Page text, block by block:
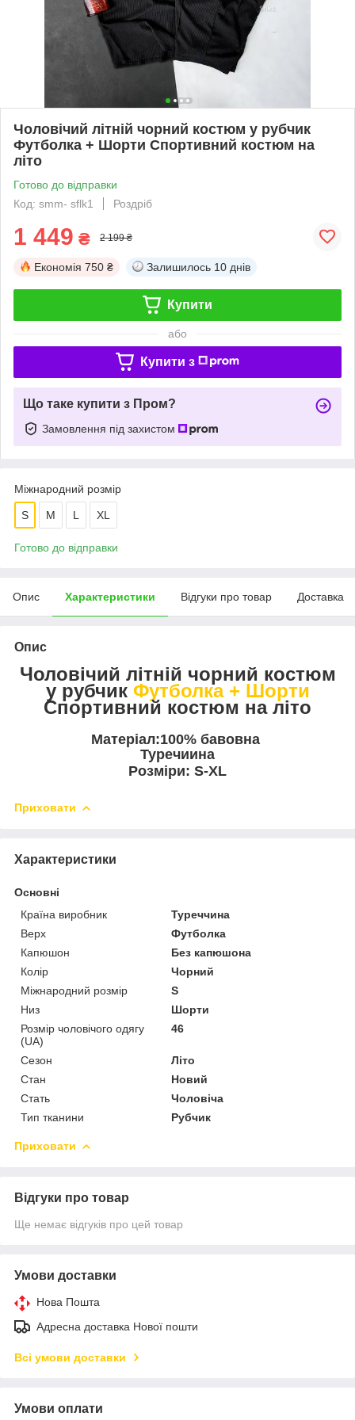
Чоловічий літній чорний костюм у рубчик
Футболка + Шорти Спортивний костюм на
літо
Готово до відправки
Код: smm- sflk1
Роздріб
1 449 ₴ 2 199 ₴
Економія 750 ₴ Залишилось 10 днів
Купити
або
Купити з
Що таке купити з Пром?
Замовлення під захистом
Міжнародний розмір
S M L XL
Готово до відправки
Опис Характеристики Відгуки про товар Доставка
Опис
Чоловічий літній чорний костюм
у рубчик Футболка + Шорти
Спортивний костюм на літо
Матеріал:100% бавовна
Туречиина
Розміри: S-XL
Приховати
Характеристики
Основні
Країна виробник
Туреччина
Верх
Футболка
Капюшон
Без капюшона
Колір
Чорний
Міжнародний розмір
S
Низ
Шорти
Розмір чоловічого одягу
(UA)
46
Сезон
Літо
Стан
Новий
Стать
Чоловіча
Тип тканини
Рубчик
Приховати
Відгуки про товар
Ще немає відгуків про цей товар
Умови доставки
Нова Пошта
Адресна доставка Нової пошти
Всі умови доставки
Умови оплати